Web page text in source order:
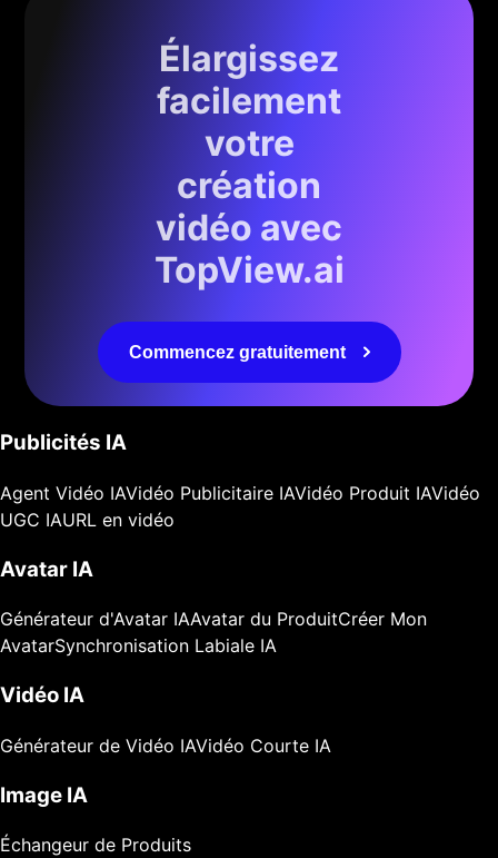
Élargissez
facilement
votre
création
vidéo avec
TopView.ai
Commencez gratuitement
Publicités IA
Agent Vidéo IAVidéo Publicitaire IAVidéo Produit IAVidéo
UGC IAURL en vidéo
Avatar IA
Générateur d'Avatar IAAvatar du ProduitCréer Mon
AvatarSynchronisation Labiale IA
Vidéo IA
Générateur de Vidéo IAVidéo Courte IA
Image IA
Échangeur de Produits